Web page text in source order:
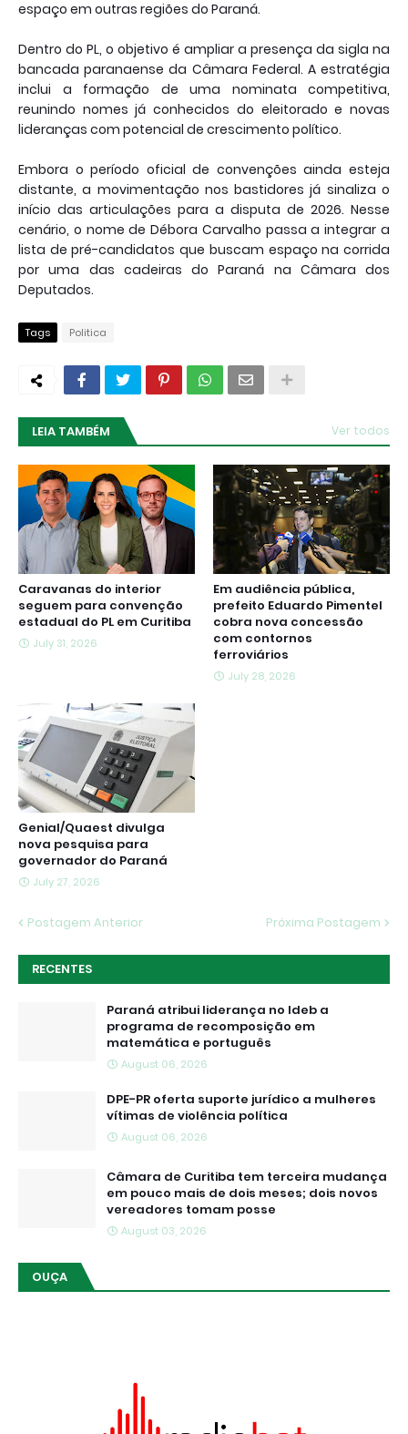
espaço em outras regiões do Paraná.
Dentro do PL, o objetivo é ampliar a presença da sigla na
bancada paranaense da Câmara Federal. A estratégia
inclui a formação de uma nominata competitiva,
reunindo nomes já conhecidos do eleitorado e novas
lideranças com potencial de crescimento político.
Embora o período oficial de convenções ainda esteja
distante, a movimentação nos bastidores já sinaliza o
início das articulações para a disputa de 2026. Nesse
cenário, o nome de Débora Carvalho passa a integrar a
lista de pré-candidatos que buscam espaço na corrida
por uma das cadeiras do Paraná na Câmara dos
Deputados.
Tags Politica
LEIA TAMBÉM Ver todos
Caravanas do interior
seguem para convenção
estadual do PL em Curitiba
July 31, 2026
Em audiência pública,
prefeito Eduardo Pimentel
cobra nova concessão
com contornos
ferroviários
July 28, 2026
Genial/Quaest divulga
nova pesquisa para
governador do Paraná
July 27, 2026
Postagem Anterior Próxima Postagem
RECENTES
Paraná atribui liderança no Ideb a
programa de recomposição em
matemática e português
August 06, 2026
DPE-PR oferta suporte jurídico a mulheres
vítimas de violência política
August 06, 2026
Câmara de Curitiba tem terceira mudança
em pouco mais de dois meses; dois novos
vereadores tomam posse
August 03, 2026
OUÇA